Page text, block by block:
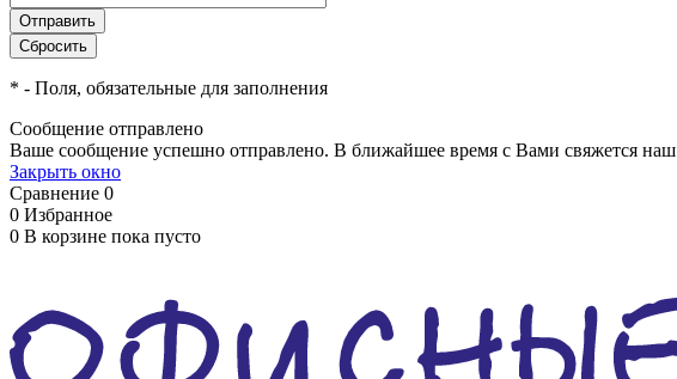
* - Поля, обязательные для заполнения
Сообщение отправлено
Ваше сообщение успешно отправлено. В ближайшее время с Вами свяжется наш
Закрыть окно
Сравнение 0
0 Избранное
0 В корзине пока пусто